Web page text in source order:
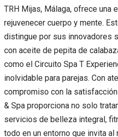
TRH Mijas, Málaga, ofrece una
rejuvenecer cuerpo y mente.
distingue por sus innovadores
con aceite de pepita de
como el Circuito Spa T
inolvidable para parejas. Con
compromiso con la
& Spa proporciona no solo
servicios de belleza integral,
todo en un entorno que invita al